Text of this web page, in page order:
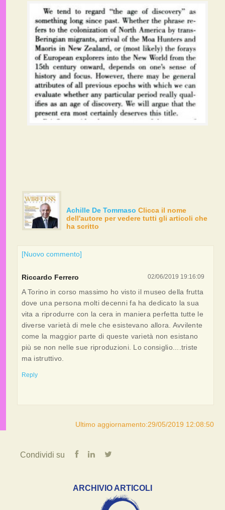
Achille De Tommaso Clicca il nome
dell'autore per vedere tutti gli articoli che
ha scritto
[Nuovo commento]
02/06/2019 19:16:09
Riccardo Ferrero
A Torino in corso massimo ho visto il museo della frutta
dove una persona molti decenni fa ha dedicato la sua
vita a riprodurre con la cera in maniera perfetta tutte le
diverse varietà di mele che esistevano allora. Avvilente
come la maggior parte di queste varietà non esistano
più se non nelle sue riproduzioni. Lo consiglio....triste
ma istruttivo.
Reply
Ultimo aggiornamento:29/05/2019 12:08:50
Condividi su
ARCHIVIO ARTICOLI